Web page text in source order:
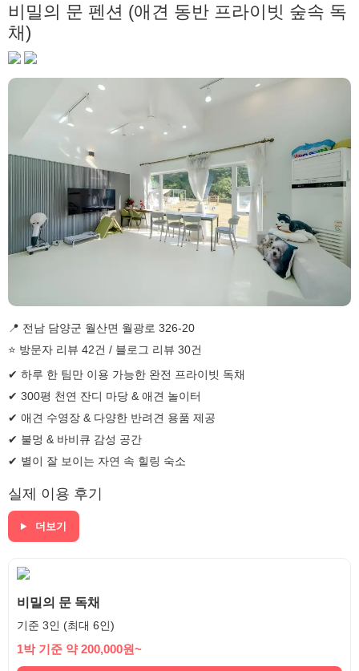
비밀의 문 펜션 (애견 동반 프라이빗 숲속 독
채)
📍 전남 담양군 월산면 월광로 326-20
⭐ 방문자 리뷰 42건 / 블로그 리뷰 30건
✔ 하루 한 팀만 이용 가능한 완전 프라이빗 독채
✔ 300평 천연 잔디 마당 & 애견 놀이터
✔ 애견 수영장 & 다양한 반려견 용품 제공
✔ 불멍 & 바비큐 감성 공간
✔ 별이 잘 보이는 자연 속 힐링 숙소
실제 이용 후기
더보기
비밀의 문 독채
기준 3인 (최대 6인)
1박 기준 약 200,000원~